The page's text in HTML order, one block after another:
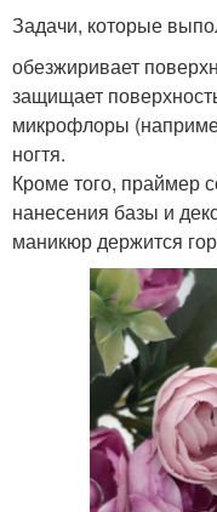
Задачи, которые
обезжиривает
защищает
микрофлоры
ногтя.
Кроме того, праймер
нанесения базы и
маникюр держится